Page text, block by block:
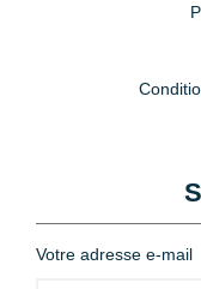
Votre adresse e-mail